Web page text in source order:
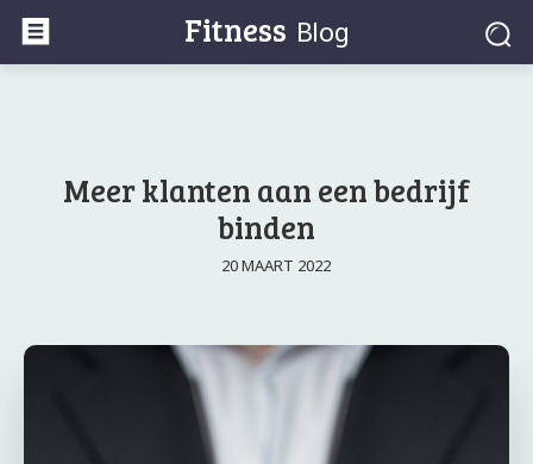
Fitness Blog
Meer klanten aan een bedrijf
binden
20 MAART 2022